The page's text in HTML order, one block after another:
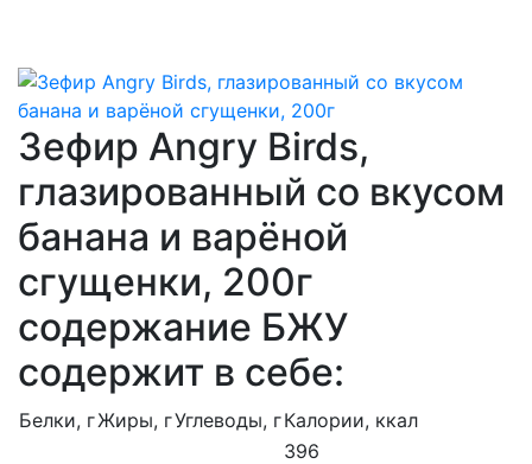
Зефир Angry Birds,
глазированный со вкусом
банана и варёной
сгущенки, 200г
содержание БЖУ
содержит в себе:
Белки, гЖиры, гУглеводы, гКалории, ккал
396